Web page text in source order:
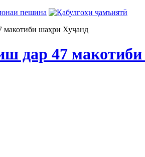
макотиби шаҳри Хуҷанд
дар 47